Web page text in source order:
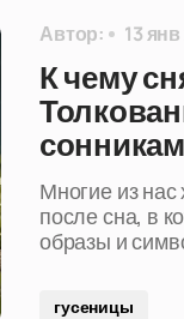
Автор: 13
К чему
сонникам
Многие из
после сна, в
образы и
гусеницы